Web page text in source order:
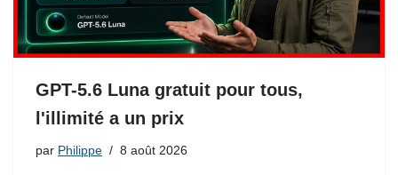
GPT-5.6 Luna gratuit pour tous,
l'illimité a un prix
par Philippe 8 août 2026